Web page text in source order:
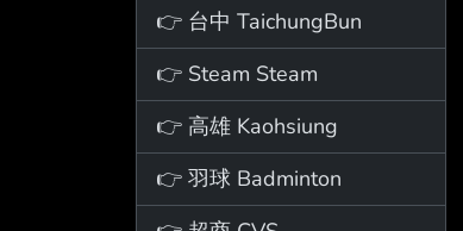
👉 台中 TaichungBun
👉 Steam Steam
👉 高雄 Kaohsiung
👉 羽球 Badminton